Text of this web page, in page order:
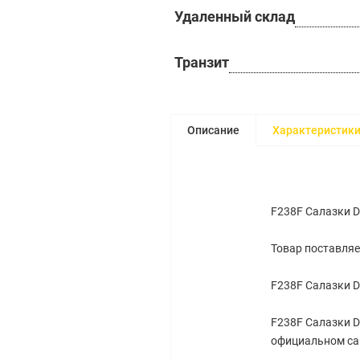
Удаленный склад
Транзит
Описание Характеристики
F238F Салазки
Товар
F238F Салазки
F238F Салазки
официальном